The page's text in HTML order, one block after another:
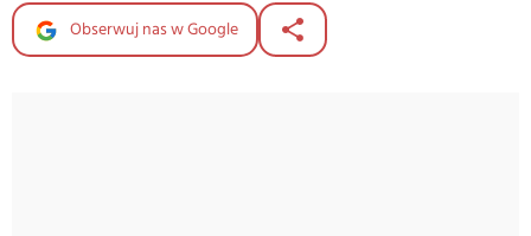
Obserwuj nas w Google